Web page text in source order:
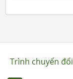
Trình chuyển đổi